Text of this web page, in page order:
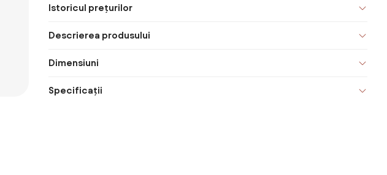
Istoricul prețurilor
Descrierea produsului
Dimensiuni
Specificații